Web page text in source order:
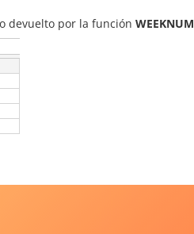
devuelto por la función WEEKNUM